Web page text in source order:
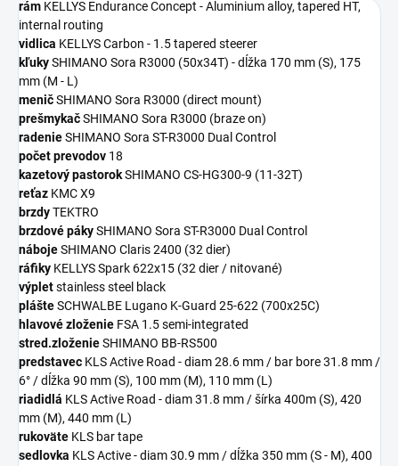
rám KELLYS Endurance Concept - Aluminium alloy, tapered HT,
internal routing
vidlica KELLYS Carbon - 1.5 tapered steerer
kľukySHIMANO Sora R3000 (50x34T) - dĺžka 170 mm (S), 175
mm (M - L)
meničSHIMANO Sora R3000 (direct mount)
prešmykačSHIMANO Sora R3000 (braze on)
radenieSHIMANO Sora ST-R3000 Dual Control
počet prevodov 18
kazetový pastorokSHIMANO CS-HG300-9 (11-32T)
reťaz KMC X9
brzdyTEKTRO
brzdové pákySHIMANO Sora ST-R3000 Dual Control
nábojeSHIMANO Claris 2400 (32 dier)
ráfiky KELLYS Spark 622x15 (32 dier / nitované)
výpletstainless steel black
plášteSCHWALBE Lugano K-Guard 25-622 (700x25C)
hlavové zloženie FSA 1.5 semi-integrated
stred.zloženieSHIMANO BB-RS500
predstavec KLS Active Road - diam 28.6 mm / bar bore 31.8 mm /
6° / dĺžka 90 mm (S), 100 mm (M), 110 mm (L)
riadidlá KLS Active Road - diam 31.8 mm / šírka 400m (S), 420
mm (M), 440 mm (L)
rukoväte KLS bar tape
sedlovka KLS Active - diam 30.9 mm / dĺžka 350 mm (S - M), 400